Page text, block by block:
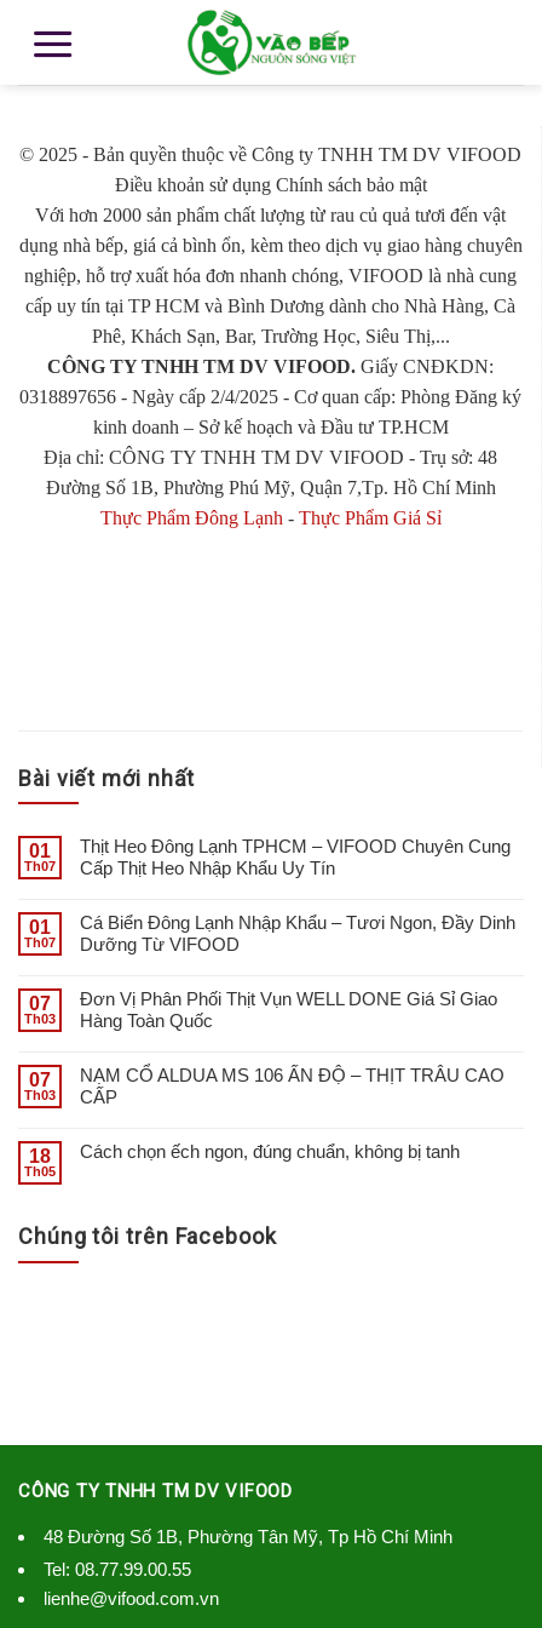
© 2025 - Bản quyền thuộc về Công ty TNHH TM DV VIFOOD
Điều khoản sử dụng Chính sách bảo mật
Với hơn 2000 sản phẩm chất lượng từ rau củ quả tươi đến vật
dụng nhà bếp, giá cả bình ổn, kèm theo dịch vụ giao hàng chuyên
nghiệp, hỗ trợ xuất hóa đơn nhanh chóng, VIFOOD là nhà cung
cấp uy tín tại TP HCM và Bình Dương dành cho Nhà Hàng, Cà
Phê, Khách Sạn, Bar, Trường Học, Siêu Thị,...
CÔNG TY TNHH TM DV VIFOOD. Giấy CNĐKDN:
0318897656 - Ngày cấp 2/4/2025 - Cơ quan cấp: Phòng Đăng ký
kinh doanh – Sở kế hoạch và Đầu tư TP.HCM
Địa chỉ: CÔNG TY TNHH TM DV VIFOOD - Trụ sở: 48
Đường Số 1B, Phường Phú Mỹ, Quận 7,Tp. Hồ Chí Minh
Thực Phẩm Đông Lạnh - Thực Phẩm Giá Sỉ
Bài viết mới nhất
01
Th07
Thịt Heo Đông Lạnh TPHCM – VIFOOD Chuyên Cung
Cấp Thịt Heo Nhập Khẩu Uy Tín
01
Th07
Cá Biển Đông Lạnh Nhập Khẩu – Tươi Ngon, Đầy Dinh
Dưỡng Từ VIFOOD
07
Th03
Đơn Vị Phân Phối Thịt Vụn WELL DONE Giá Sỉ Giao
Hàng Toàn Quốc
07
Th03
NẠM CỔ ALDUA MS 106 ẤN ĐỘ – THỊT TRÂU CAO
CẤP
18
Th05
Cách chọn ếch ngon, đúng chuẩn, không bị tanh
Chúng tôi trên Facebook
CÔNG TY TNHH TM DV VIFOOD
48 Đường Số 1B, Phường Tân Mỹ, Tp Hồ Chí Minh
Tel: 08.77.99.00.55
lienhe@vifood.com.vn